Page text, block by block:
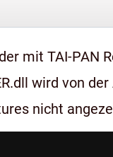
mit TAI-PAN
wird von
nicht